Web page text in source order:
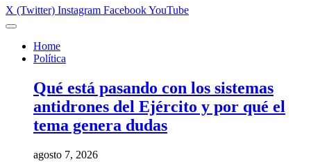
X (Twitter) Instagram FacebookYouTube
Home
Política
Qué está pasando con los sistemas
antidrones del Ejército y por qué el
tema genera dudas
agosto 7, 2026